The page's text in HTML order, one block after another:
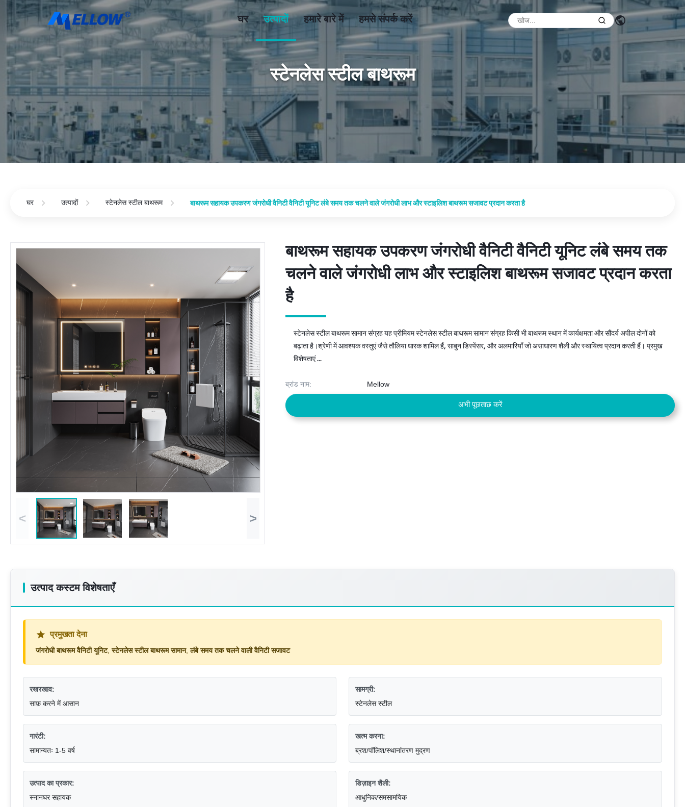
घर उत्पादों हमारे बारे में हमसे संपर्क करें
स्टेनलेस स्टील बाथरूम
घर उत्पादों स्टेनलेस स्टील बाथरूम बाथरूम सहायक उपकरण जंगरोधी वैनिटी वैनिटी यूनिट लंबे समय तक चलने वाले जंगरोधी लाभ और स्टाइलिश बाथरूम सजावट प्रदान करता है
< >
बाथरूम सहायक उपकरण जंगरोधी वैनिटी वैनिटी यूनिट लंबे समय तक
चलने वाले जंगरोधी लाभ और स्टाइलिश बाथरूम सजावट प्रदान करता
है
बाथरूम सहायक उपकरण जंगरोधी वैनिटी वैनिटी यूनिट लंबे समय तक
चलने वाले जंगरोधी लाभ और स्टाइलिश बाथरूम सजावट प्रदान करता
है
स्टेनलेस स्टील बाथरूम सामान संग्रह यह प्रीमियम स्टेनलेस स्टील बाथरूम सामान संग्रह किसी भी बाथरूम स्थान में कार्यक्षमता और सौंदर्य अपील दोनों को
बढ़ाता है।श्रेणी में आवश्यक वस्तुएं जैसे तौलिया धारक शामिल हैं, साबुन डिस्पेंसर, और अलमारियाँ जो असाधारण शैली और स्थायित्व प्रदान करती हैं। प्रमुख
विशेषताएं ...
ब्रांड नाम: Mellow
अभी पूछताछ करें
उत्पाद कस्टम विशेषताएँ
प्रमुखता देना
जंगरोधी बाथरूम वैनिटी यूनिट,स्टेनलेस स्टील बाथरूम सामान,लंबे समय तक चलने वाली वैनिटी सजावट
रखरखाव:
साफ़ करने में आसान
सामग्री:
स्टेनलेस स्टील
गारंटी:
सामान्यतः 1-5 वर्ष
खत्म करना:
ब्रश/पॉलिश/स्थानांतरण मुद्रण
उत्पाद का प्रकार:
स्नानघर सहायक
डिज़ाइन शैली:
आधुनिक/समसामयिक